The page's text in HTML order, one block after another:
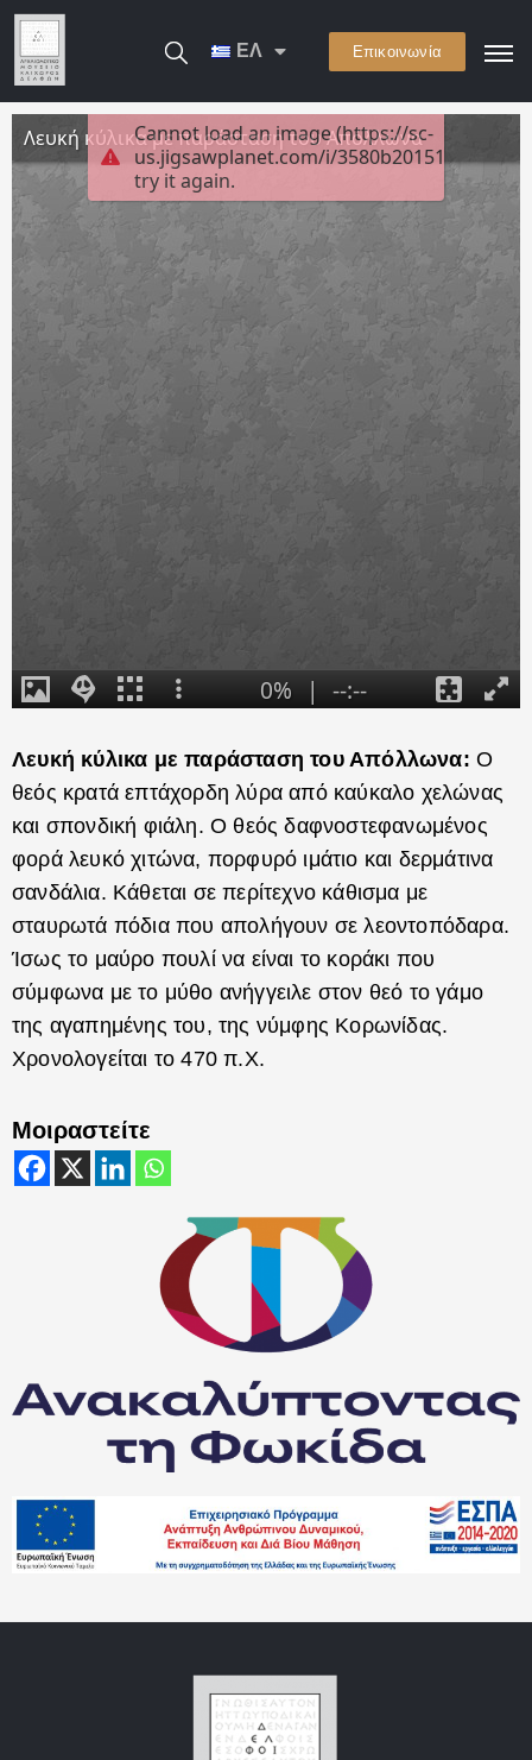
ΕΛ Επικοινωνία
Λευκή κύλικα με παράσταση του Απόλλωνα: Ο
θεός κρατά επτάχορδη λύρα από καύκαλο χελώνας
και σπονδική φιάλη. Ο θεός δαφνοστεφανωμένος
φορά λευκό χιτώνα, πορφυρό ιμάτιο και δερμάτινα
σανδάλια. Κάθεται σε περίτεχνο κάθισμα με
σταυρωτά πόδια που απολήγουν σε λεοντοπόδαρα.
Ίσως το μαύρο πουλί να είναι το κοράκι που
σύμφωνα με το μύθο ανήγγειλε στον θεό το γάμο
της αγαπημένης του, της νύμφης Κορωνίδας.
Χρονολογείται το 470 π.Χ.
Μοιραστείτε